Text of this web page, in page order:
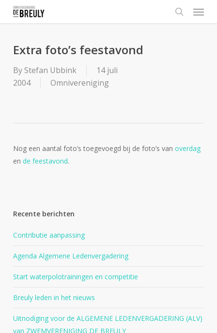
search
Menu
Extra foto’s feestavond
By Stefan Ubbink
14 juli
2004
Omnivereniging
Nog een aantal foto’s toegevoegd bij de foto’s van overdag
en de feestavond.
Recente berichten
Contributie aanpassing
Agenda Algemene Ledenvergadering
Start waterpolotrainingen en competitie
Breuly leden in het nieuws
Uitnodiging voor de ALGEMENE LEDENVERGADERING (ALV)
van ZWEMVERENIGING DE BREULY